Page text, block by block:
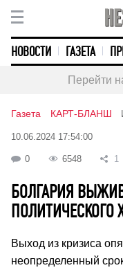
НОВОСТИ ГАЗЕТА
Перейти
Газета КАРТ-БЛАНШ
10.06.2024 17:54:00
0 6548 1
БОЛГАРИЯ
ПОЛИТИЧЕСКОГО
Выход из кризиса
неопределенный